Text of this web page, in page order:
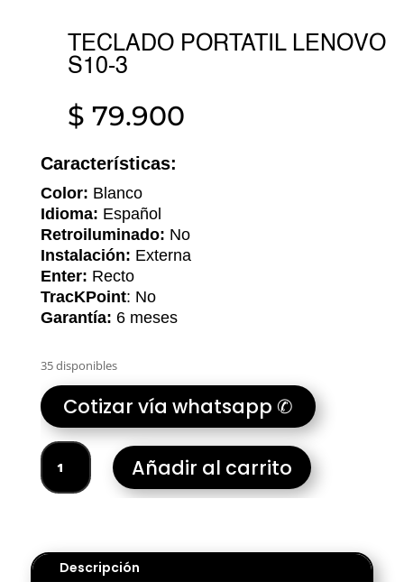
TECLADO PORTATIL LENOVO
S10-3
$ 79.900
Características:
Color: Blanco
Idioma: Español
Retroiluminado: No
Instalación: Externa
Enter: Recto
TracKPoint: No
Garantía: 6 meses
35 disponibles
Cotizar vía whatsapp ✆
TECLADO
PORTATIL
LENOVO
cantidad
Añadir al carrito
Descripción